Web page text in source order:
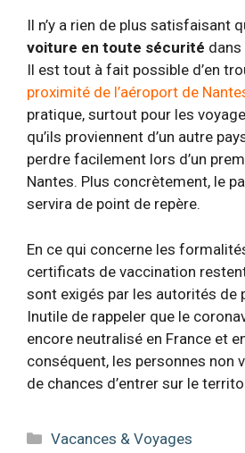
Il n’y a rien de plus satisfaisant
voiture en toute sécurité dans
Il est tout à fait possible d’en
proximité de l’aéroport de
pratique, surtout pour les
qu’ils proviennent d’un autre
perdre facilement lors d’un
Nantes. Plus concrètement, le
servira de point de repère.
En ce qui concerne les
certificats de vaccination
sont exigés par les autorités de
Inutile de rappeler que le
encore neutralisé en France et
conséquent, les personnes non
de chances d’entrer sur le
Catégories
Vacances & Voyages